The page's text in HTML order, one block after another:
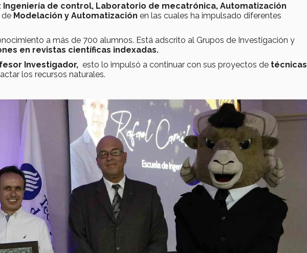
Ingeniería de control, Laboratorio de mecatrónica, Automatización
de Modelación y Automatización en las cuales ha impulsado diferentes
a más de 700 alumnos. Está adscrito al Grupos de Investigación y
en revistas científicas indexadas.
Investigador, esto lo impulsó a continuar con sus proyectos de técnicas
los recursos naturales.